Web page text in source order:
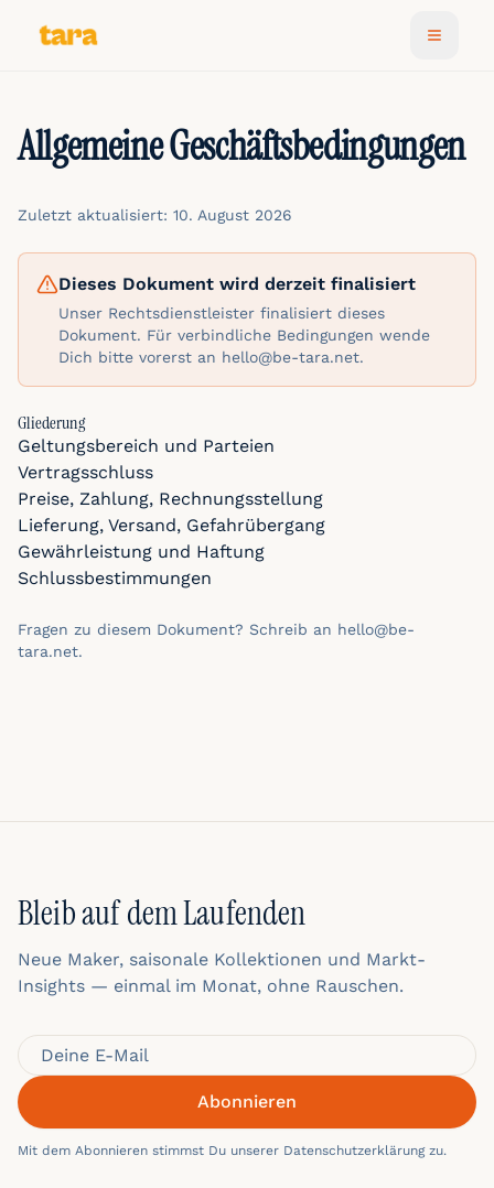
Allgemeine Geschäftsbedingungen
Zuletzt aktualisiert: 10. August 2026
Dieses Dokument wird derzeit finalisiert
Unser Rechtsdienstleister finalisiert dieses
Dokument. Für verbindliche Bedingungen wende
Dich bitte vorerst an hello@be-tara.net.
Gliederung
Geltungsbereich und Parteien
Vertragsschluss
Preise, Zahlung, Rechnungsstellung
Lieferung, Versand, Gefahrübergang
Gewährleistung und Haftung
Schlussbestimmungen
Fragen zu diesem Dokument? Schreib an hello@be-
tara.net.
Bleib auf dem Laufenden
Neue Maker, saisonale Kollektionen und Markt-
Insights — einmal im Monat, ohne Rauschen.
Abonnieren
Mit dem Abonnieren stimmst Du unserer Datenschutzerklärung zu.